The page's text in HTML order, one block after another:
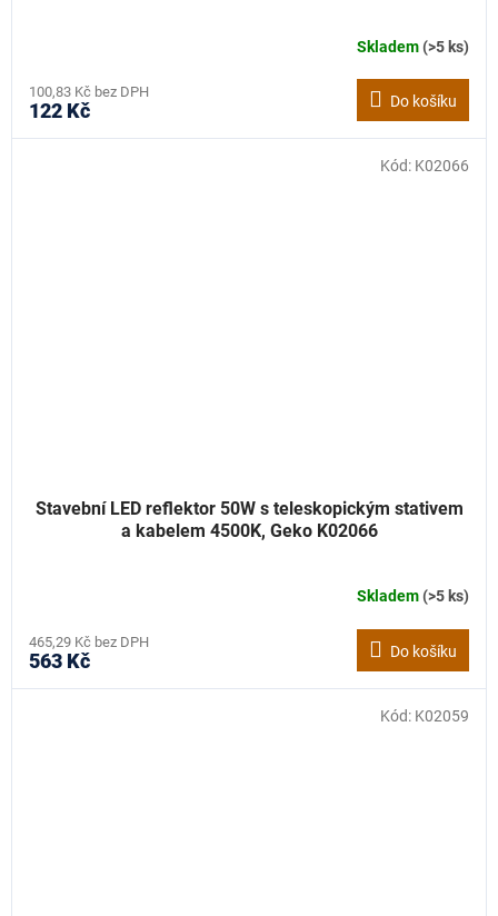
Skladem(>5 ks)
100,83 Kč bez DPH
122 Kč Do košíku
Stavební LED reflektor 50W s teleskopickým stativem
a kabelem 4500K, Geko K02066
Skladem(>5 ks)
465,29 Kč bez DPH
563 Kč Do košíku
Kód: K02066
Kód: K02059